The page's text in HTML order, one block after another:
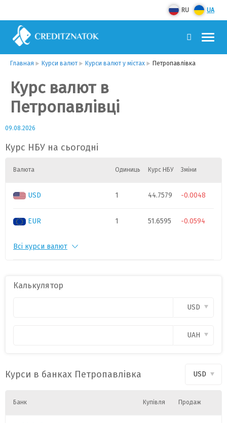
RU UA
Главная Курси валют Курси валют у містах Петропавлівка
Курс валют в
Петропавлівці
09.08.2026
Курс НБУ на сьогодні
Валюта Одиниць Курс НБУ Зміни
USD 1 44.7579 -0.0048
EUR 1 51.6595 -0.0594
CHF
GBP 1 -0.0647
Всі курси валют
Калькулятор
USD
UAH
Курси в банках Петропавлівка USD
Банк Купівля Продаж